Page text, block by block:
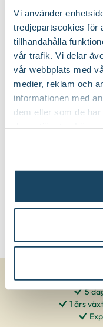
Vi använder
tredjepartscokies för
tillhandahålla
vår trafik. Vi delar
vår webbplats med
medier, reklam och
informationen med
dem eller som de
5
1 års